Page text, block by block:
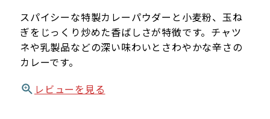
スパイシーな特製カレーパウダーと小麦粉、玉ね
ぎをじっくり炒めた香ばしさが特徴です。チャツ
ネや乳製品などの深い味わいとさわやかな辛さの
カレーです。
レビューを見る